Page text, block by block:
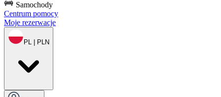
Samochody
Centrum pomocy
Moje rezerwacje
PL | PLN